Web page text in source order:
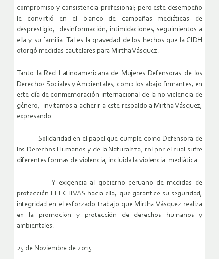
compromiso y consistencia profesional; pero este desempeño
le convirtió en el blanco de campañas mediáticas de
desprestigio, desinformación, intimidaciones, seguimientos a
ella y su familia. Tal es la gravedad de los hechos que la CIDH
otorgó medidas cautelares para Mirtha Vásquez.
Tanto la Red Latinoamericana de Mujeres Defensoras de los
Derechos Sociales y Ambientales, como los abajo firmantes, en
este día de conmemoración internacional de la no violencia de
género, invitamos a adherir a este respaldo a Mirtha Vásquez,
expresando:
– Solidaridad en el papel que cumple como Defensora de
los Derechos Humanos y de la Naturaleza, rol por el cual sufre
diferentes formas de violencia, incluida la violencia mediática.
– Y exigencia al gobierno peruano de medidas de
protección EFECTIVAS hacia ella, que garantice su seguridad,
integridad en el esforzado trabajo que Mirtha Vásquez realiza
en la promoción y protección de derechos humanos y
ambientales.
25 de Noviembre de 2015